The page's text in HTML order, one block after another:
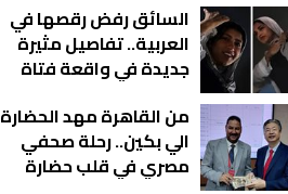
السائق رفض رقصها في
العربية.. تفاصيل مثيرة
جديدة في واقعة فتاة
من القاهرة مهد الحضارة
الي بكين.. رحلة صحفي
مصري في قلب حضارة